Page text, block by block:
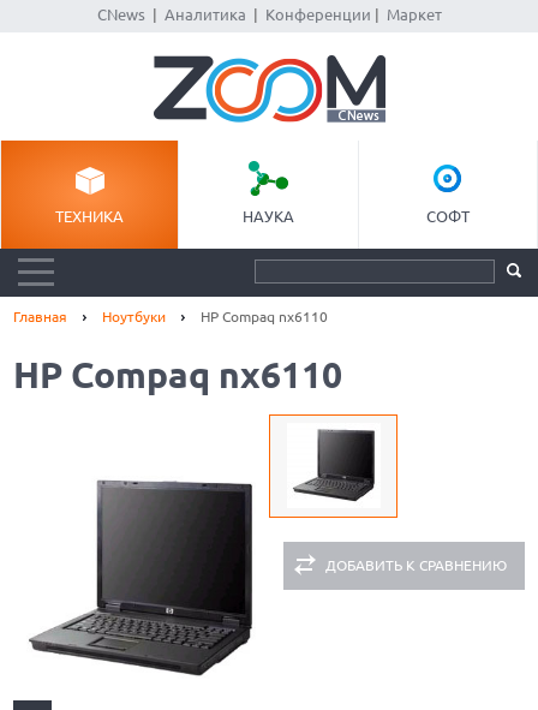
CNews| Аналитика Конференции Маркет
ТЕХНИКА НАУКА СОФТ
Главная Ноутбуки HP Compaq nx6110
HP Compaq nx6110
ДОБАВИТЬ К СРАВНЕНИЮ